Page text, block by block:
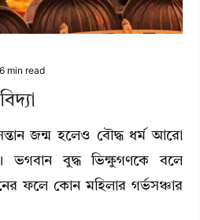
6 min read
জন্ম হলেও বৌদ্ধ ধর্ম আরো
ভগবান বুদ্ধ ভিক্ষুগণকে বলে
ফলে কোন মহিলার গর্ভসঞ্চার